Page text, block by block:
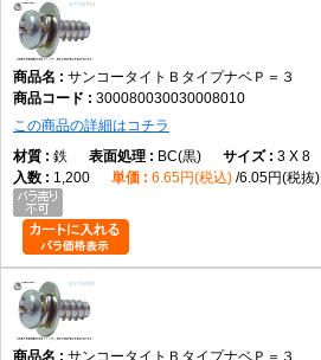
サンコータイトＢタイプナベＰ＝３
300080030030008010
この商品の詳細はコチラ
鉄
BC(黒) 3 X 8
1,200
6.65円(税込) 6.05円(税抜)
サンコータイトＢタイプナベＰ＝３